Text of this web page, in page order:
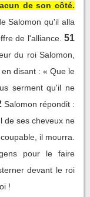
de son côté.
Salomon qu'il alla
de l'alliance. 51
du roi Salomon,
disant : « Que le
serment qu'il ne
Salomon répondit :
de ses cheveux ne
il mourra.
pour le faire
devant le roi
!